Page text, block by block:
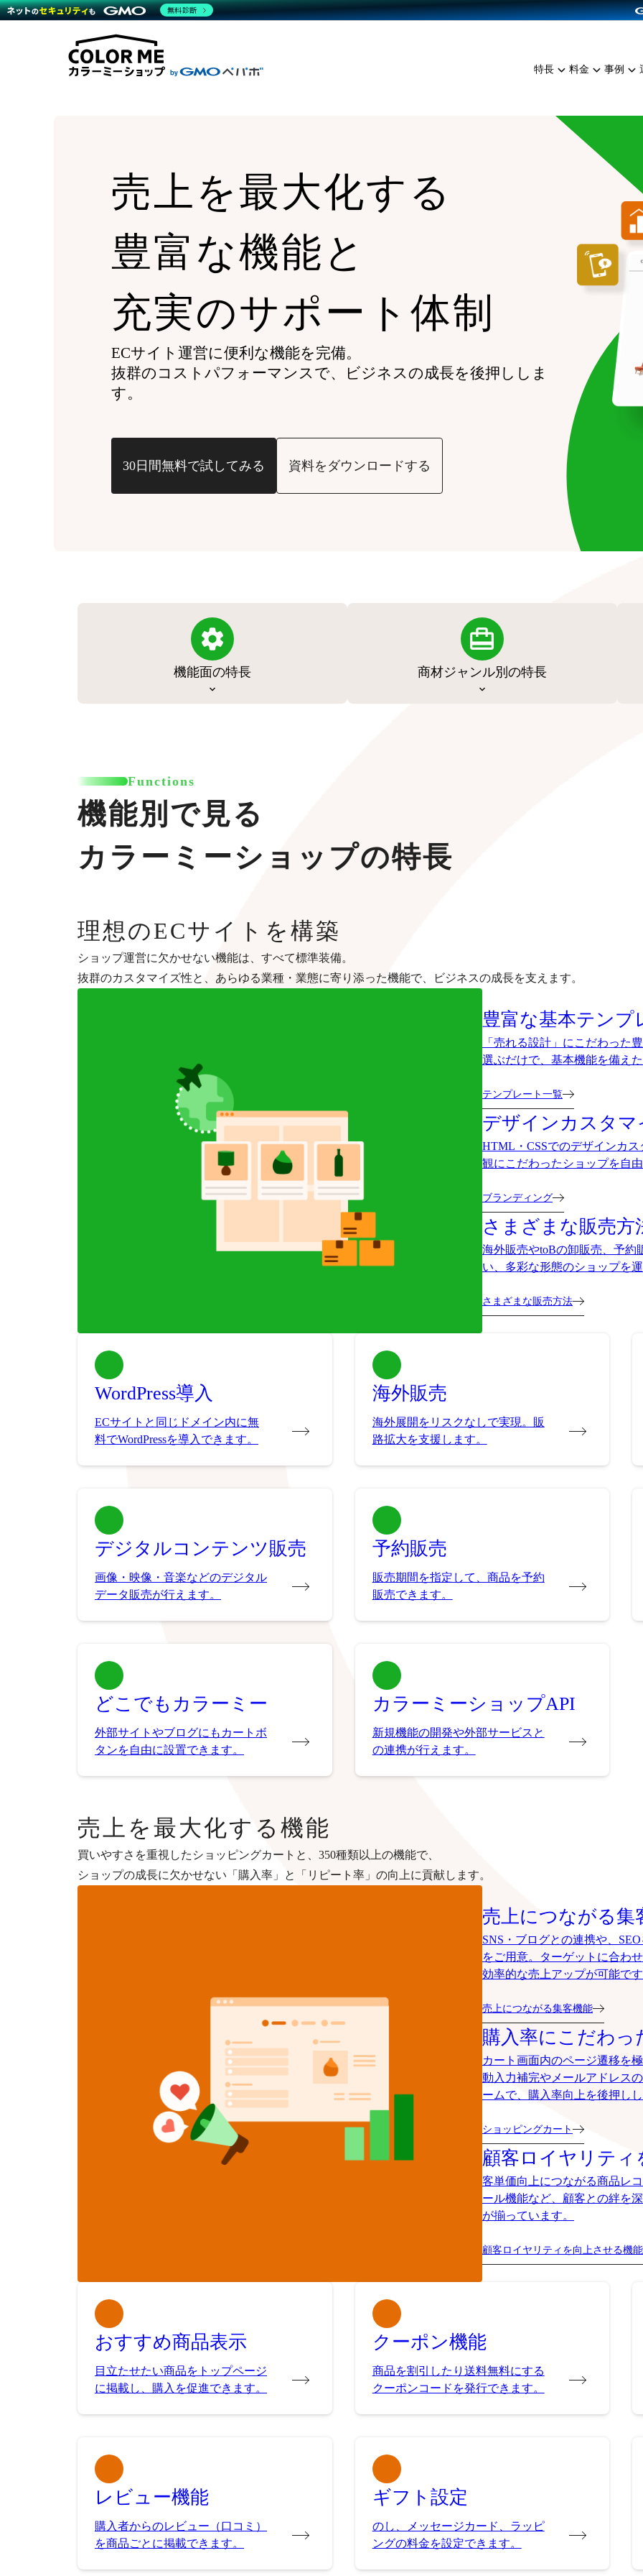
特長 料金 事例
商材一覧を見る
機能一覧を見る
WordPress導入
顧客ロイヤリティを向上
モバイルアプリ
複数店舗との連携
雑貨販売
料金
プラン・料金一覧を見る
料金シミュレーション
事例
運営サポート
サポート一覧を見る
コミュニティイベント
YouTubeチャンネル
売上を最大化する
豊富な機能と
充実のサポート体制
ECサイト運営に便利な機能を完備。
抜群のコストパフォーマンスで、ビジネスの成長を後押ししま
す。
30日間無料で試してみる 資料をダウンロードする
機能面の特長 商材ジャンル別の特長
Functions
機能別で見る
カラーミーショップの特長
理想のECサイトを構築
ショップ運営に欠かせない機能は、すべて標準装備。
抜群のカスタマイズ性と、あらゆる業種・業態に寄り添った機能で、ビジネスの成長を支えます。
豊富な基本テンプ
「売れる設計」にこだわった
選ぶだけで、基本機能を備え
テンプレート一覧
デザインカスタマ
HTML・CSSでのデザインカ
観にこだわったショップを自
ブランディング
さまざまな販売方
海外販売やtoBの卸販売、予約
い、多彩な形態のショップを
さまざまな販売方法
WordPress導入
ECサイトと同じドメイン内に無
料でWordPressを導入できます。
海外販売
海外展開をリスクなしで実現。販
路拡大を支援します。
デジタルコンテンツ販売
画像・映像・音楽などのデジタル
データ販売が行えます。
予約販売
販売期間を指定して、商品を予約
販売できます。
どこでもカラーミー
外部サイトやブログにもカートボ
タンを自由に設置できます。
カラーミーショップAPI
新規機能の開発や外部サービスと
の連携が行えます。
売上を最大化する機能
買いやすさを重視したショッピングカートと、350種類以上の機能で、
ショップの成長に欠かせない「購入率」と「リピート率」の向上に貢献します。
売上につながる集
SNS・ブログとの連携や、
をご用意。ターゲットに合わ
効率的な売上アップが可能で
売上につながる集客機能
購入率にこだわっ
カート画面内のページ遷移を
動入力補完やメールアドレス
ームで、購入率向上を後押し
ショッピングカート
顧客ロイヤリティ
客単価向上につながる商品レ
ール機能など、顧客との絆を
が揃っています。
顧客ロイヤリティを向上させる機能
おすすめ商品表示
目立たせたい商品をトップページ
に掲載し、購入を促進できます。
クーポン機能
商品を割引したり送料無料にする
クーポンコードを発行できます。
レビュー機能
購入者からのレビュー（口コミ）
を商品ごとに掲載できます。
ギフト設定
のし、メッセージカード、ラッピ
ングの料金を設定できます。
無料診断